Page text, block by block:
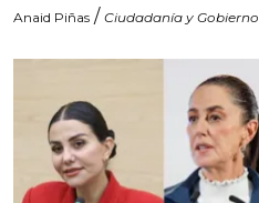
Anaid Piñas / Ciudadanía y Gobierno